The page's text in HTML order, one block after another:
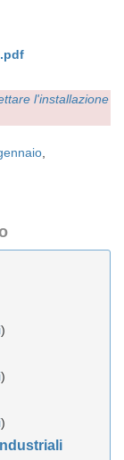
l'installazione
)
)
)